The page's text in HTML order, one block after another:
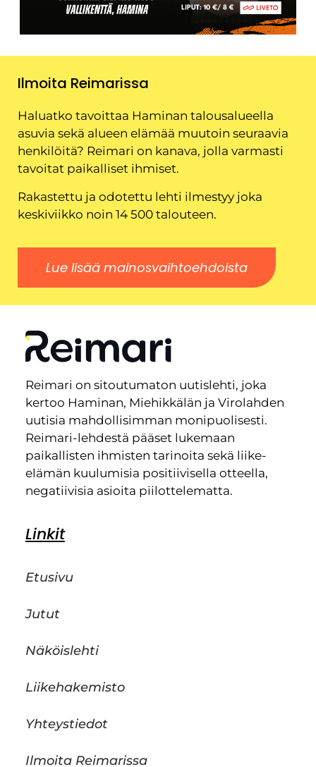
Ilmoita Reimarissa
Haluatko tavoittaa Haminan talousalueella
asuvia sekä alueen elämää muutoin seuraavia
henkilöitä? Reimari on kanava, jolla varmasti
tavoitat paikalliset ihmiset.
Rakastettu ja odotettu lehti ilmestyy joka
keskiviikko noin 14 500 talouteen.
Lue lisää mainosvaihtoehdoista
Reimari on sitoutumaton uutislehti, joka
kertoo Haminan, Miehikkälän ja Virolahden
uutisia mahdollisimman monipuolisesti.
Reimari-lehdestä pääset lukemaan
paikallisten ihmisten tarinoita sekä liike-
elämän kuulumisia positiivisella otteella,
negatiivisia asioita piilottelematta.
Linkit
Etusivu
Jutut
Näköislehti
Liikehakemisto
Yhteystiedot
Ilmoita Reimarissa